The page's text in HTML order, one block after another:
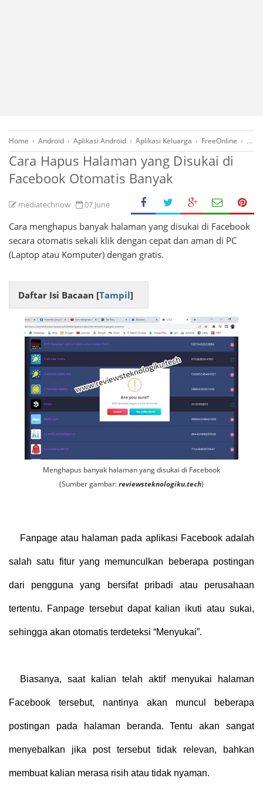
Home › Android › Aplikasi Android › Aplikasi Keluarga › FreeOnline ›
Cara Hapus Halaman yang Disukai di
Facebook Otomatis Banyak
mediatechnow 07 June
Cara menghapus banyak halaman yang disukai di Facebook
secara otomatis sekali klik dengan cepat dan aman di PC
(Laptop atau Komputer) dengan gratis.
Daftar Isi Bacaan [Tampil]
Menghapus banyak halaman yang disukai di Facebook
(Sumber gambar:reviewsteknologiku.tech)
Fanpage atau halaman pada aplikasi Facebook adalah
salah satu fitur yang memunculkan beberapa postingan
dari pengguna yang bersifat pribadi atau perusahaan
tertentu. Fanpage tersebut dapat kalian ikuti atau sukai,
sehingga akan otomatis terdeteksi “Menyukai”.
Biasanya, saat kalian telah aktif menyukai halaman
Facebook tersebut, nantinya akan muncul beberapa
postingan pada halaman beranda. Tentu akan sangat
menyebalkan jika post tersebut tidak relevan, bahkan
membuat kalian merasa risih atau tidak nyaman.